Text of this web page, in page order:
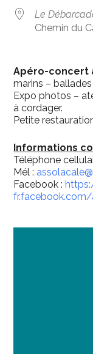
Le
Chemin du
Apéro-concert
marins –
Expo photos –
à cordager.
Petite
Informations
Téléphone
Mél :
Facebook :